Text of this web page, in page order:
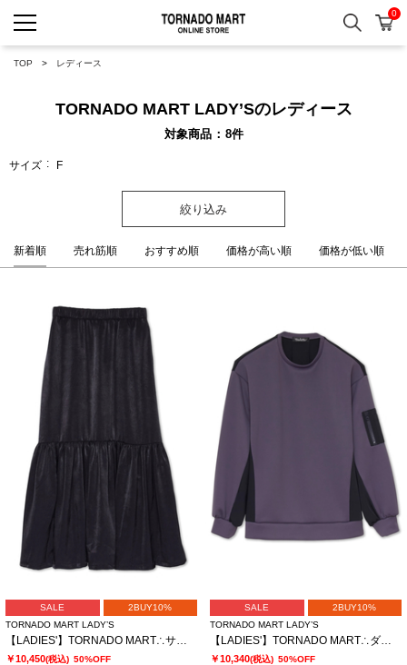
検索 カ
0
TOP レディース
TORNADO MART LADY’Sのレディース
対象商品 8件
サイズ F
絞り込み
新着順 売れ筋順 おすすめ順 価格が高い順 価格が低い順
SALE
2BUY10%
TORNADO MART LADY’S
￥10,450(税込) 50%OFF
SALE
2BUY10%
TORNADO MART LADY’S
￥10,340(税込) 50%OFF